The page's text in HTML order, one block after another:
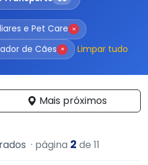
e Pet Care ×
de Cães × Limpar tudo
Mais próximos
· página 2 de 11